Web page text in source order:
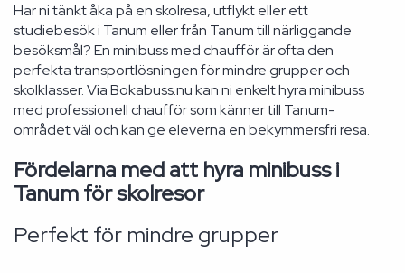
Har ni tänkt åka på en skolresa, utflykt eller ett
studiebesök i Tanum eller från Tanum till närliggande
besöksmål? En minibuss med chaufför är ofta den
perfekta transportlösningen för mindre grupper och
skolklasser. Via Bokabuss.nu kan ni enkelt hyra minibuss
med professionell chaufför som känner till Tanum-
området väl och kan ge eleverna en bekymmersfri resa.
Fördelarna med att hyra minibuss i
Tanum för skolresor
Perfekt för mindre grupper